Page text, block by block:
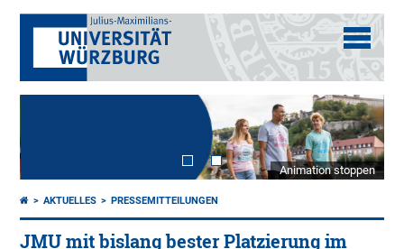
Animation stoppen
AKTUELLES PRESSEMITTEILUNGEN
JMU mit bislang bester Platzierung im